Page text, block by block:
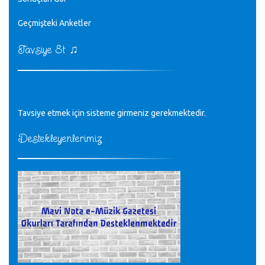
♪
sayın müfit bey bilgilerinizi kontrol edi 6440 sayılı cso
CÜNEYT BALKIZ - 15.11.2022
Geçmişteki Anketler
Tavsiye Et ♫
Tavsiye etmek için sisteme girmeniz gerekmektedir.
Destekleyenlerimiz